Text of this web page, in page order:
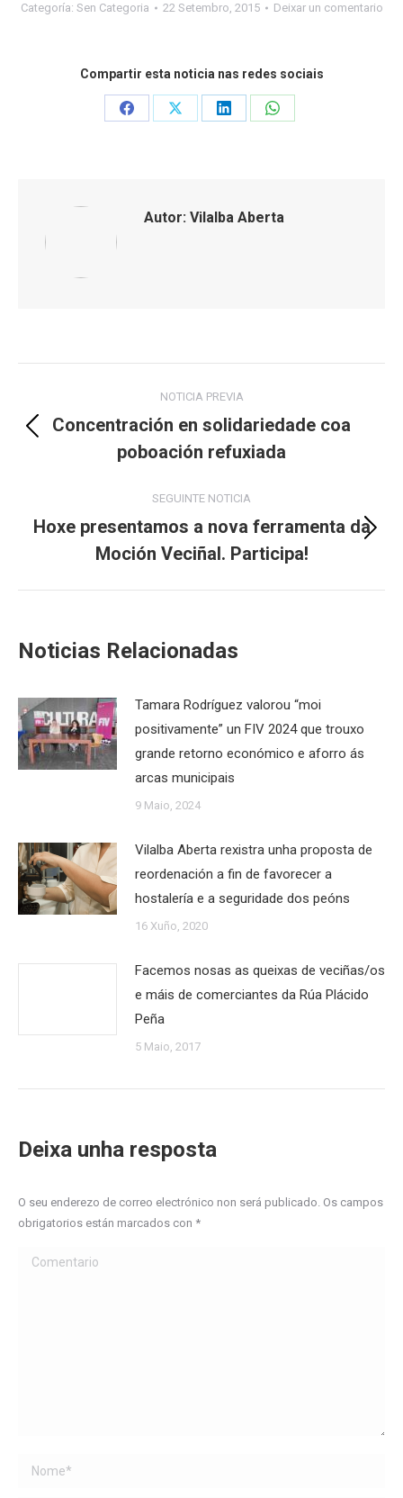
Categoría: Sen Categoria 22 Setembro, 2015 Deixar un comentario
Compartir esta noticia nas redes sociais
Share
Share
Share
Share
Autor: Vilalba Aberta
navigation
NOTICIA PREVIA
Previous
post:
Concentración en solidariedade coa
poboación refuxiada
SEGUINTE NOTICIA
Next
post:
Hoxe presentamos a nova ferramenta da
Moción Veciñal. Participa!
Noticias Relacionadas
Tamara Rodríguez valorou “moi
positivamente” un FIV 2024 que trouxo
grande retorno económico e aforro ás
arcas municipais
9 Maio, 2024
Vilalba Aberta rexistra unha proposta de
reordenación a fin de favorecer a
hostalería e a seguridade dos peóns
16 Xuño, 2020
Facemos nosas as queixas de veciñas/os
e máis de comerciantes da Rúa Plácido
Peña
5 Maio, 2017
Deixa unha resposta
O seu enderezo de correo electrónico non será publicado. Os campos
obrigatorios están marcados con *
Comentario
Name *